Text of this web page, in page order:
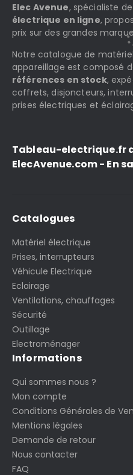
Elec Avenue, spécialiste
électrique en ligne,
prix sur des grandes
Notre catalogue de
appareillage est composé
références en stock,
coffrets, disjoncteurs,
prises électriques et
Tableau-electrique.fr
ElecAvenue.com - En
Catalogues
Matériel électrique
Prises, interrupteurs
Véhicule Electrique
Eclairage
Ventilations, chauffages
Sécurité
Outillage
Electroménager
Informations
Qui sommes nous ?
Mon compte
Conditions Générales de
Mentions légales
Demande de retour
Nous contacter
FAQ